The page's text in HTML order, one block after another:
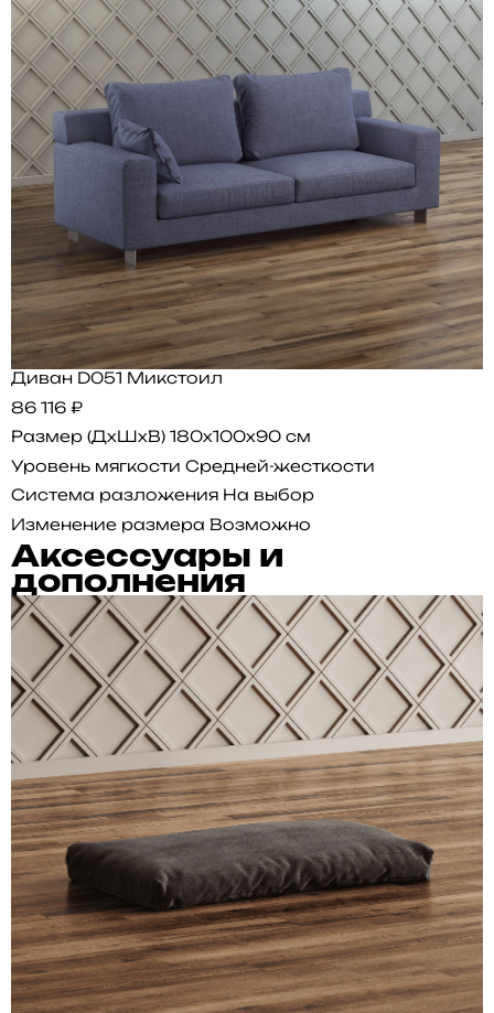
Диван D051 Микстоил
86 116 ₽
Размер (ДхШхВ) 180x100x90 см
Уровень мягкости Средней-жесткости
Система разложения На выбор
Изменение размера Возможно
Аксессуары и
дополнения